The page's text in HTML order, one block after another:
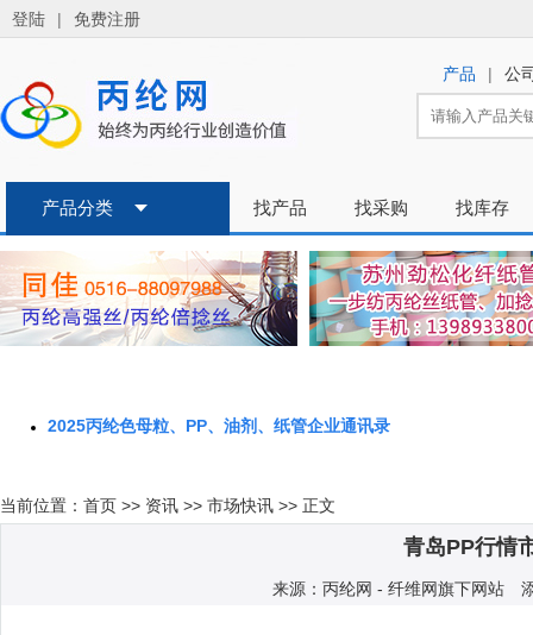
2025丙纶色母粒、PP、油剂、纸管企业通讯录
当前位置： 首页 >> 资讯 >> 市场快讯 >> 正文
青岛PP行情
来源：丙纶网 - 纤维网旗下网站